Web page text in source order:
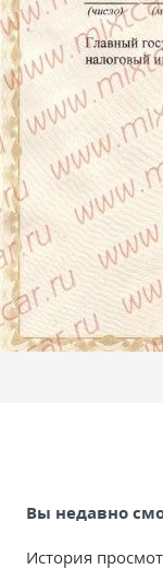
Вы недавно
История